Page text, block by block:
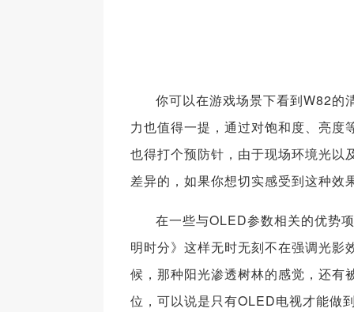
你可以在游戏场景下看到W82的
力也值得一提，通过对饱和度、亮度
也得打个预防针，由于现场环境光以
差异的，如果你想切实感受到这种效
在一些与OLED参数相关的优势
明时分》这样无时无刻不在强调光影
候，那种阳光渗透树林的感觉，还有
位，可以说是只有OLED电视才能做